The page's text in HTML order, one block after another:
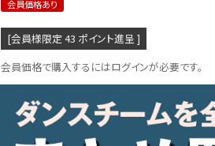
会員価格あり
[会員様限定 43 ポイント進呈 ]
会員価格で購入するにはログインが必要です。